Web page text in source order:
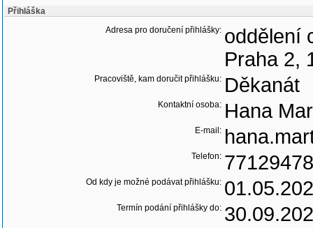
Přihláška
Adresa pro doručení přihlášky: oddělení
Praha 2,
Pracoviště, kam doručit přihlášku: Děkanát
Kontaktní osoba: Hana
E-mail:
Telefon:
Od kdy je možné podávat přihlášku:
Termín podání přihlášky do: